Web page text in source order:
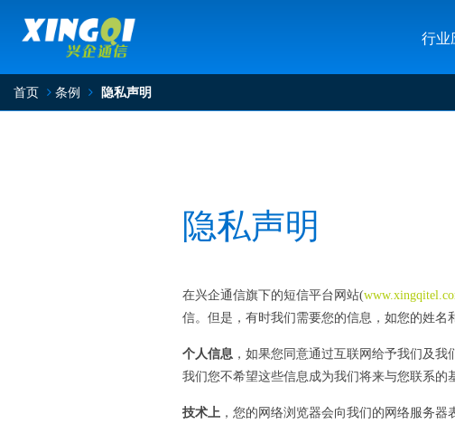
行业
首页 条例 隐私声明
隐私声明
在兴企通信旗下的短信平台网站(
信。但是，有时我们需要您的信息，如您的姓名
个人信息 ，如果您同意通过互联网给予我们及
我们您不希望这些信息成为我们将来与您联系的
技术上 ，您的网络浏览器会向我们的网络服务